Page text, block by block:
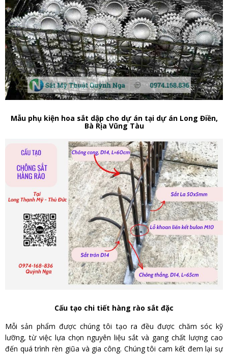
Mẫu phụ kiện hoa sắt dập cho dự án tại dự án Long Điền,
Bà Rịa Vũng Tàu
Cấu tạo chi tiết hàng rào sắt đặc
Mỗi sản phẩm được chúng tôi tạo ra đều được chăm sóc kỹ
lưỡng, từ việc lựa chọn nguyên liệu sắt và gang chất lượng cao
đến quá trình rèn giũa và gia công. Chúng tôi cam kết đem lại sự